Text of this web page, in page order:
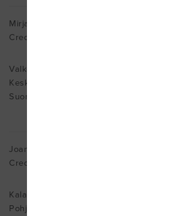
Mirja Anttonen
Cred. MDT
Valkola
Keski-Suomi 41360
Suomi
Joanna Åström
Cred. MDT
Kalax
Pohjanmaa 64210